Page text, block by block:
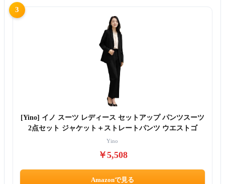
3
[Yino] イノ スーツ レディース セットアップ パンツスーツ
2点セット ジャケット＋ストレートパンツ ウエストゴ
Yino
￥5,508
Amazonで見る